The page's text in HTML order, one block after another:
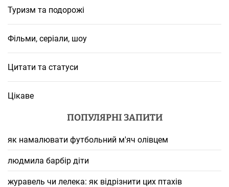
Туризм та подорожі
Фільми, серіали, шоу
Цитати та статуси
Цікаве
ПОПУЛЯРНІ ЗАПИТИ
як намалювати футбольний м'яч олівцем
людмила барбір діти
журавель чи лелека: як відрізнити цих птахів